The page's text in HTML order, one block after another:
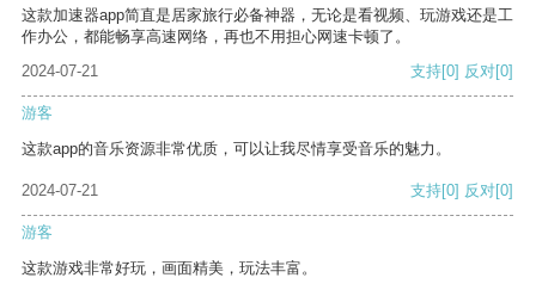
这款加速器app简直是居家旅行必备神器，无论是看视频、玩游戏还是工
作办公，都能畅享高速网络，再也不用担心网速卡顿了。
2024-07-21
支持[0] 反对[0]
游客
这款app的音乐资源非常优质，可以让我尽情享受音乐的魅力。
2024-07-21 支持[0] 反对[0]
游客
这款游戏非常好玩，画面精美，玩法丰富。